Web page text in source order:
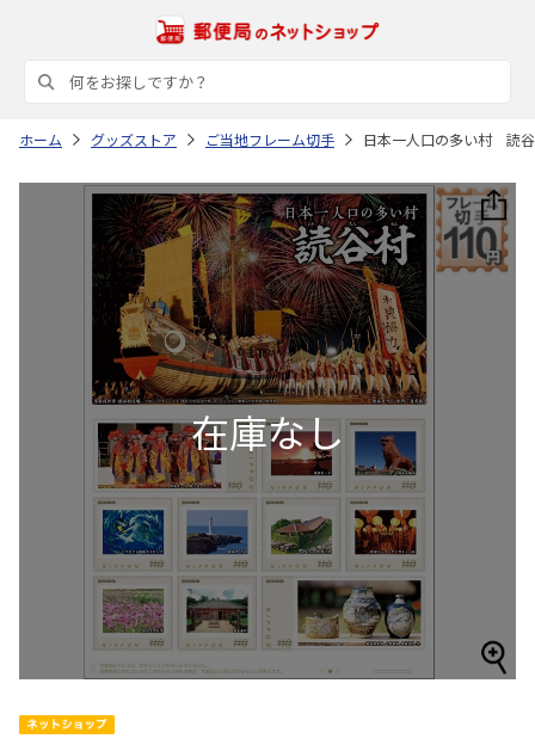
ホーム グッズストア ご当地フレーム切手 日本一人口の多い村 読